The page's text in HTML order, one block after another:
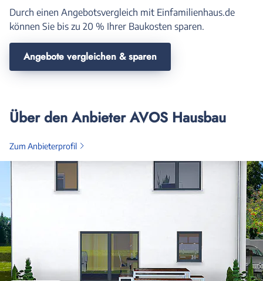
Durch einen Angebotsvergleich mit Einfamilienhaus.de
können Sie bis zu 20 % Ihrer Baukosten sparen.
Angebote vergleichen & sparen
Über den Anbieter AVOS Hausbau
Zum Anbieterprofil